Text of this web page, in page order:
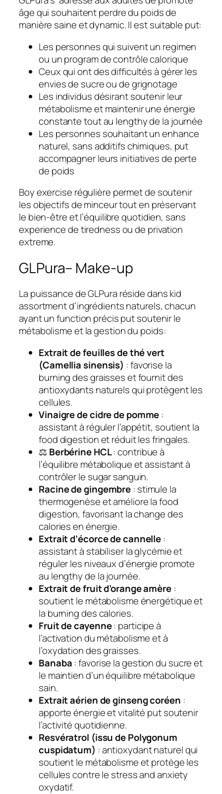
âge qui souhaitent perdre du poids de
manière saine et dynamic. Il est suitable put:
Les personnes qui suivent un regimen
ou un program de contrôle calorique
Ceux qui ont des difficultés à gérer les
envies de sucre ou de grignotage
Les individus désirant soutenir leur
métabolisme et maintenir une énergie
constante tout au lengthy de la journée
Les personnes souhaitant un enhance
naturel, sans additifs chimiques, put
accompagner leurs initiatives de perte
de poids
Boy exercise régulière permet de soutenir
les objectifs de minceur tout en préservant
le bien-être et l’équilibre quotidien, sans
experience de tiredness ou de privation
extreme.
GLPura– Make-up
La puissance de GLPura réside dans kid
assortment d’ingrédients naturels, chacun
ayant un function précis put soutenir le
métabolisme et la gestion du poids:
Extrait de feuilles de thé vert
(Camellia sinensis) : favorise la
burning des graisses et fournit des
antioxydants naturels qui protègent les
cellules.
Vinaigre de cidre de pomme :
assistant à réguler l’appétit, soutient la
food digestion et réduit les fringales.
⚖ Berbérine HCL: contribue à
l’équilibre métabolique et assistant à
contrôler le sugar sanguin.
Racine de gingembre : stimule la
thermogenèse et améliore la food
digestion, favorisant la change des
calories en énergie.
Extrait d’écorce de cannelle :
assistant à stabiliser la glycémie et
réguler les niveaux d’énergie promote
au lengthy de la journée.
Extrait de fruit d’orange amère :
soutient le métabolisme énergétique et
la burning des calories.
Fruit de cayenne: participe à
l’activation du métabolisme et à
l’oxydation des graisses.
Banaba : favorise la gestion du sucre et
le maintien d’un équilibre métabolique
sain.
Extrait aérien de ginseng coréen :
apporte énergie et vitalité put soutenir
l’activité quotidienne.
Resvératrol (issu de Polygonum
cuspidatum) : antioxydant naturel qui
soutient le métabolisme et protège les
cellules contre le stress and anxiety
oxydatif.